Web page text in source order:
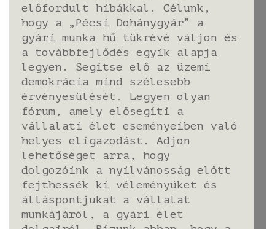
előfordult hibákkal. Célunk,
hogy a „Pécsi Dohánygyár” a
gyári munka hű tükrévé váljon és
a továbbfejlődés egyik alapja
legyen. Segítse elő az üzemi
demokrácia mind szélesebb
érvényesülését. Legyen olyan
fórum, amely elősegíti a
vállalati élet eseményeiben való
helyes eligazodást. Adjon
lehetőséget arra, hogy
dolgozóink a nyilvánosság előtt
fejthessék ki véleményüket és
álláspontjukat a vállalat
munkájáról, a gyári élet